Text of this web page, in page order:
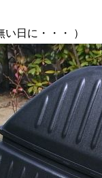
日に・・・ ）